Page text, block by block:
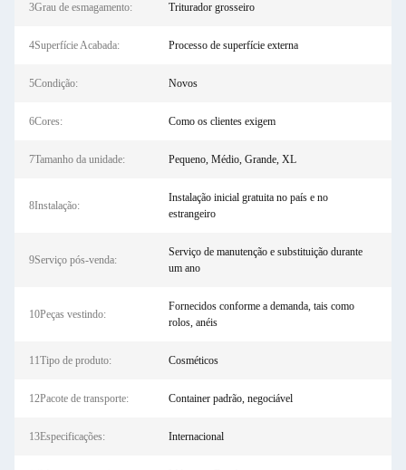
3Grau de esmagamento: Triturador grosseiro
4Superfície Acabada: Processo de superfície externa
5Condição: Novos
6Cores: Como os clientes exigem
7Tamanho da unidade: Pequeno, Médio, Grande, XL
8Instalação:
Instalação inicial gratuita no país e no
estrangeiro
9Serviço pós-venda:
Serviço de manutenção e substituição durante
um ano
10Peças vestindo:
Fornecidos conforme a demanda, tais como
rolos, anéis
11Tipo de produto: Cosméticos
12Pacote de transporte: Container padrão, negociável
13Especificações: Internacional